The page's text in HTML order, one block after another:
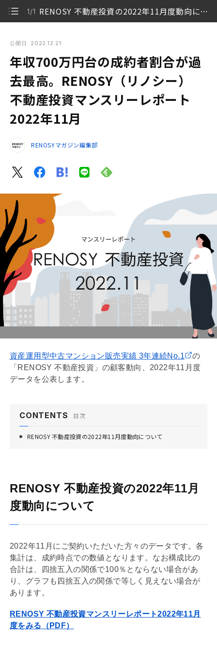
1/1 RENOSY 不動産投資の2022年11月度動向について
ー） 不動産投資マンスリーレポート2022年11月
1/1 RENOSY 不動産投資の2022年11月度動向について
公開日: 2022.12.21
年収700万円台の成約者割合が過
去最高。RENOSY（リノシー）
不動産投資マンスリーレポート
2022年11月
RENOSYマガジン編集部
資産運用型中古マンション販売実績 3年連続No.1
の
「RENOSY 不動産投資」の顧客動向、2022年11月度
データを公表します。
CONTENTS 目次
RENOSY 不動産投資の2022年11月度動向について
RENOSY 不動産投資の2022年11月
度動向について
2022年11月にご契約いただいた方々のデータです。各
集計は、成約時点での数値となります。なお構成比の
合計は、四捨五入の関係で100％とならない場合があ
り、グラフも四捨五入の関係で等しく見えない場合が
あります。
RENOSY 不動産投資マンスリーレポート2022年11月
度をみる（PDF）